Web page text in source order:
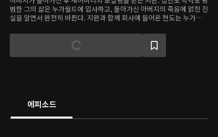
범한 그의 삶은 누가월드에 입사하고, 돌아가신 아버지의 죽음에 얽힌 진
실을 알면서 완전히 바뀐다. 지완과 함께 회사에 들어온 현도는 누가월드
현도는 지완의 동생 은수와 사랑에 빠진다. 하지만 지완과 아버지의 악연
이 드러나며 현도는 지완뿐 아니라 은수와도 갈등한다. 한편 은수의 친구
인 영주는 오래전부터 지완을 짝사랑해 왔다. 삶과 사랑, 가족 관계의 갈
에피소드